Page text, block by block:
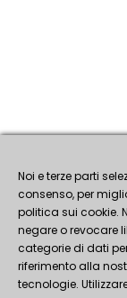
Noi e terze parti
consenso, per
politica sui cookie.
negare o revocare
categorie di dati
riferimento alla
tecnologie.